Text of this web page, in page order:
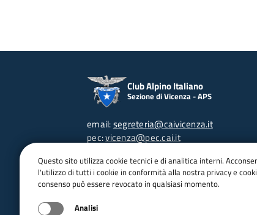
Club Alpino Italiano
Sezione di Vicenza - APS
email:segreteria@caivicenza.it
pec:vicenza@pec.cai.it
C.F. 80017850241
P.IVA 02471980249
Contra' Porta S.Lucia, 95 - 36100 VI
Orari d'apertura:
Questo sito utilizza cookie tecnici e di analitica interni.
l'utilizzo di tutti i cookie in conformità alla nostra privacy e
consenso può essere revocato in qualsiasi momento.
Analisi